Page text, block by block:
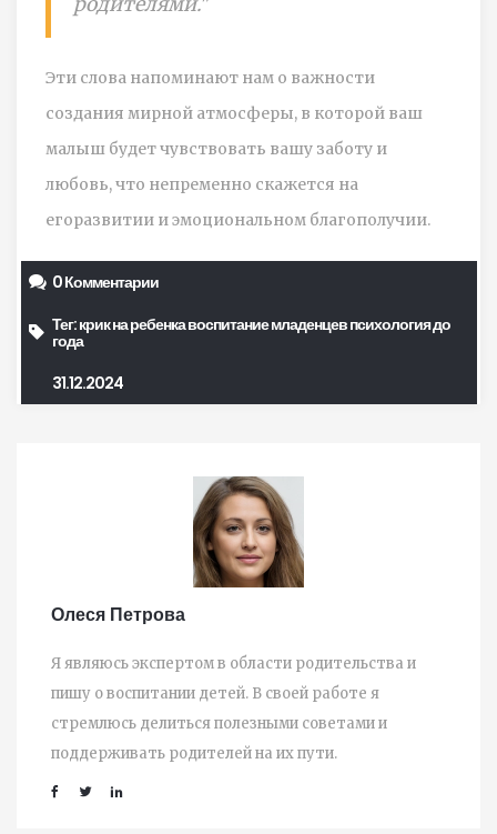
Эти слова напоминают нам о важности
создания мирной атмосферы, в которой ваш
малыш будет чувствовать вашу заботу и
любовь, что непременно скажется на
егоразвитии и эмоциональном благополучии.
0 Комментарии
Тег:крик на ребенкавоспитание младенцевпсихология до
года
31.12.2024
Олеся Петрова
Я являюсь экспертом в области родительства и
пишу о воспитании детей. В своей работе я
стремлюсь делиться полезными советами и
поддерживать родителей на их пути.